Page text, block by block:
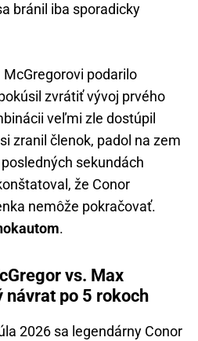
bránil iba sporadicky
podarilo
zvrátiť vývoj prvého
veľmi zle dostúpil
zranil členok, padol na zem
sekundách
že Conor
nemôže pokračovať.
.
vs. Max
návrat po 5 rokoch
2026 sa legendárny Conor